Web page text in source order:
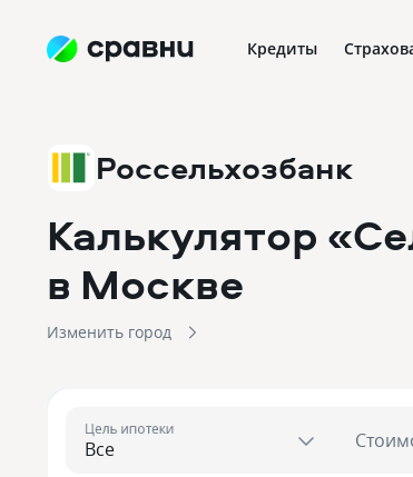
Кредиты
Россельхозбанк
Калькулятор
в Москве
Изменить город
Цель ипотеки